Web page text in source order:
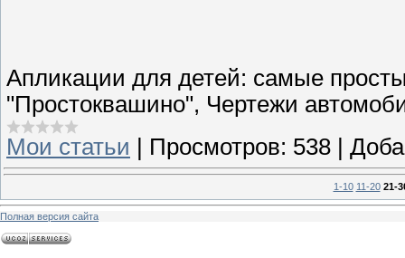
Апликации для детей: самые
"Простоквашино", Чертежи
Мои статьи | Просмотров: 538 |
1-10 11-20 21-
Полная версия сайта